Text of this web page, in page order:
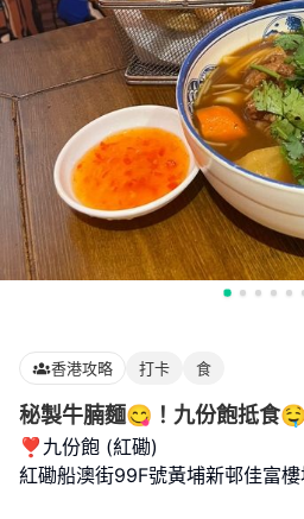
香港攻略 打卡 食
秘製牛腩麵😋！九份飽抵食🤤
❣️九份飽 (紅磡)
紅磡船澳街99F號黃埔新邨佳富